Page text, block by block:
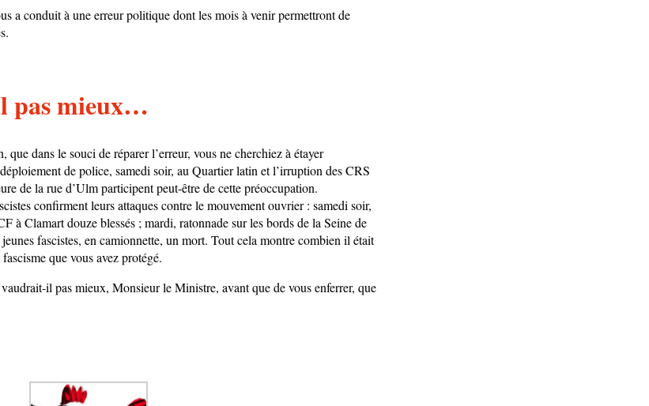
a conduit à une erreur politique dont les mois à venir permettront de
pas mieux…
dans le souci de réparer l’erreur, vous ne cherchiez à étayer
de police, samedi soir, au Quartier latin et l’irruption des CRS
de la rue d’Ulm participent peut-être de cette préoccupation.
confirment leurs attaques contre le mouvement ouvrier : samedi soir,
à Clamart douze blessés ; mardi, ratonnade sur les bords de la Seine de
fascistes, en camionnette, un mort. Tout cela montre combien il était
que vous avez protégé.
il pas mieux, Monsieur le Ministre, avant que de vous enferrer, que